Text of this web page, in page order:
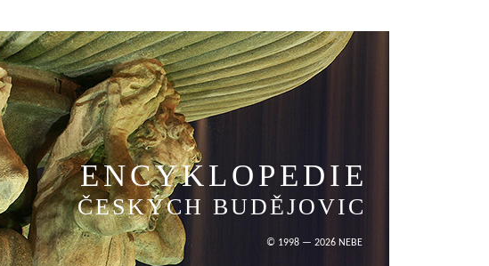
ENCYKLOPEDIE
ČESKÝCH BUDĚJOVIC
© 1998 — 2026 NEBE